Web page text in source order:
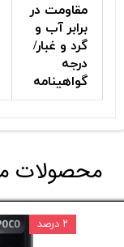
مقاومت در
برابر آب و
گرد و غبار/
درجه
گواهینامه
محصولات
۲ درصد